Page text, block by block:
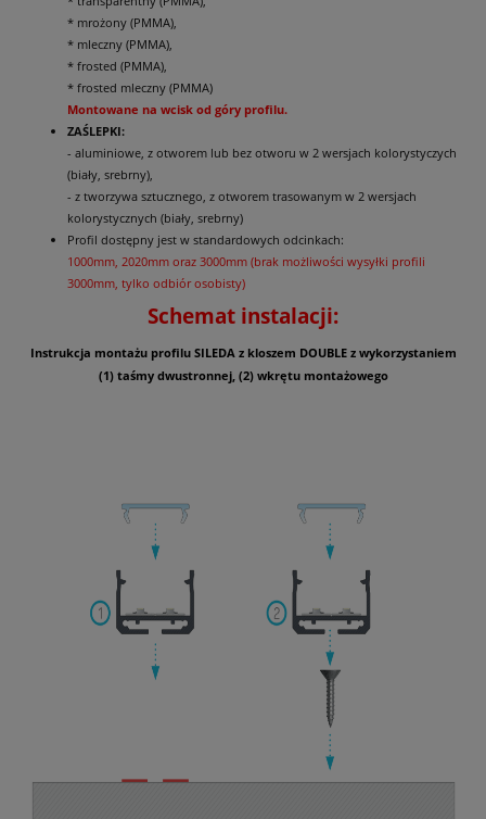
* mrożony (PMMA),
* mleczny (PMMA),
* frosted (PMMA),
* frosted mleczny (PMMA)
Montowane na wcisk od góry profilu.
ZAŚLEPKI:
- aluminiowe, z otworem lub bez otworu w 2 wersjach kolorystyczych
(biały, srebrny),
- z tworzywa sztucznego, z otworem trasowanym w 2 wersjach
kolorystycznych (biały, srebrny)
Profil dostępny jest w standardowych odcinkach:
1000mm, 2020mm oraz 3000mm (brak możliwości wysyłki profili
3000mm, tylko odbiór osobisty)
Schemat instalacji:
Instrukcja montażu profilu SILEDA z kloszem DOUBLE z wykorzystaniem
(1) taśmy dwustronnej, (2) wkrętu montażowego